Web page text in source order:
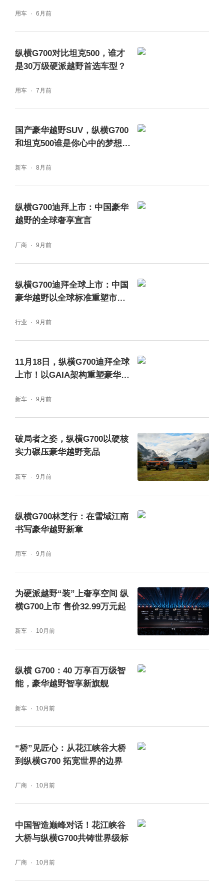
上是东方越野体系第一次在全球越野的核心殿
堂，完成了从技术逻辑到文化理念的完整亮
相：它不是以挑战者的姿态打破规则，而是以
共建者的身份，为全球越野生态补充了一套来
自东方的全新解题思路，在美式越野主导了 60
年的叙事体系中，注入了独属于中国越野的价
值内涵，真正实现了两种越野文明的平等对话
与深度交融。
崇尚探索、勇于挑战、守望互助、回归本真，
是全球越野人跨越国界、跨越文化的共同价值
底色，更是摩押越野大会走过 60 年风雨、始
终能凝聚全球越野人的精神内核。这份根植于
越野本源的价值共识，与纵横品牌 “心所向，
自纵横” 的核心理念完全同频，更与品牌一以
崇尚的无畏探索，是纵横突破硬派越野技术边
界的初心；圈层坚守的守望互助，是纵横以全
质越野生活方式的本源。正因为这份精神层面
的深度同频，纵横此次登陆摩押 60 周年盛
这份越野初心的全球先行者致敬；更以中国品
化与价值主张，传递至全球越野核心舞台，最
罗比·戈登（Robby Gordon）：全球越野赛事
用车 6月前
纵横G700对比坦克500，谁才
是30万级硬派越野首选车型？
用车 7月前
国产豪华越野SUV，纵横G700
和坦克500谁是你心中的梦想座
新车 8月前
纵横G700迪拜上市：中国豪华
越野的全球奢享宣言
厂商 9月前
纵横G700迪拜全球上市：中国
豪华越野以全球标准重塑市场
行业 9月前
11月18日，纵横G700迪拜全球
上市！以GAIA架构重塑豪华越
新车 9月前
破局者之姿，纵横G700以硬核
实力碾压豪华越野竞品
新车 9月前
纵横G700林芝行：在雪域江南
书写豪华越野新章
用车 9月前
为硬派越野“装”上奢享空间 纵
横G700上市 售价32.99万元起
新车 10月前
纵横 G700：40 万享百万级智
能，豪华越野智享新旗舰
新车 10月前
“桥”见匠心：从花江峡谷大桥
到纵横G700 拓宽世界的边界
厂商 10月前
中国智造巅峰对话！花江峡谷
大桥与纵横G700共铸世界级标
厂商 10月前